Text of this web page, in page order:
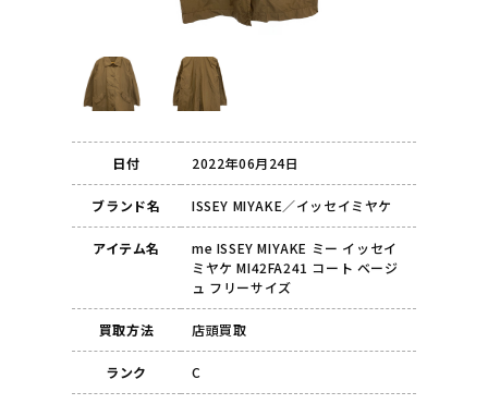
日付 2022年06月24日
ブランド名 ISSEY MIYAKE／イッセイミヤケ
アイテム名
me ISSEY MIYAKE ミー イッセイ
ミヤケ MI42FA241 コート ベージ
ュ フリーサイズ
買取方法 店頭買取
ランク C